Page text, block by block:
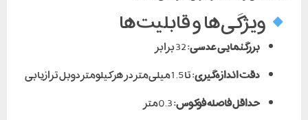
ویژگی‌ها و قابلیت‌ها
بزرگنمایی عدسی:
دقت اندازه‌گیری:تا 1.5 میلی‌متر در هر کیلومتر دوبل ترازیابی
حداقل فاصله فوکوس: